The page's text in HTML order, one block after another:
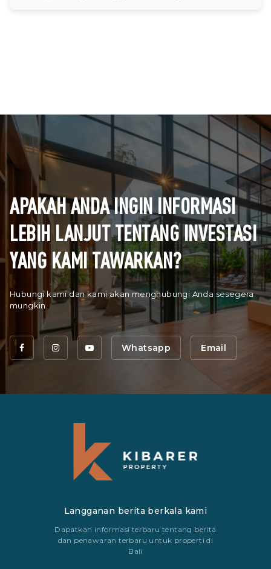
APAKAH ANDA INGIN INFORMASI
LEBIH LANJUT TENTANG INVESTASI
YANG KAMI TAWARKAN?
Hubungi kami dan kami akan menghubungi Anda sesegera
mungkin.
Whatsapp Email
Langganan berita berkala kami
Dapatkan informasi terbaru tentang berita
dan penawaran terbaru untuk properti di
Bali